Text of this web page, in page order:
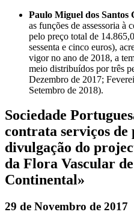
Paulo Miguel dos Santos
as funções de assessoria à
pelo preço total de
sessenta e cinco euros),
vigor no ano de 2018, a
meio distribuídos por três
Dezembro de 2017;
Setembro de 2018).
Sociedade
contrata serviços de
divulgação do
da Flora Vascular
Continental»
29 de Novembro de 2017